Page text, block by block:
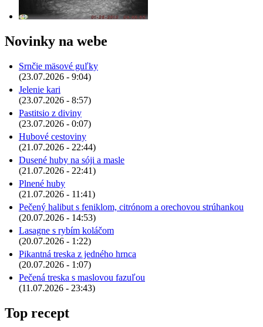
Novinky na webe
Srnčie mäsové guľky
(23.07.2026 - 9:04)
Jelenie kari
(23.07.2026 - 8:57)
Pastitsio z diviny
(23.07.2026 - 0:07)
Hubové cestoviny
(21.07.2026 - 22:44)
Dusené huby na sóji a masle
(21.07.2026 - 22:41)
Plnené huby
(21.07.2026 - 11:41)
Pečený halibut s feniklom, citrónom a orechovou strúhankou
(20.07.2026 - 14:53)
Lasagne s rybím koláčom
(20.07.2026 - 1:22)
Pikantná treska z jedného hrnca
(20.07.2026 - 1:07)
Pečená treska s maslovou fazuľou
(11.07.2026 - 23:43)
Top recept